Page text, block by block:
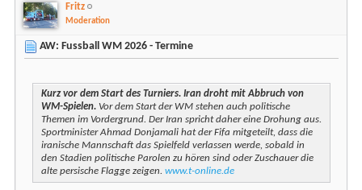
Fritz
Moderation
AW: Fussball WM 2026 - Termine
Kurz vor dem Start des Turniers. Iran droht mit Abbruch von
WM-Spielen. Vor dem Start der WM stehen auch politische
Themen im Vordergrund. Der Iran spricht daher eine Drohung aus.
Sportminister Ahmad Donjamali hat der Fifa mitgeteilt, dass die
iranische Mannschaft das Spielfeld verlassen werde, sobald in
den Stadien politische Parolen zu hören sind oder Zuschauer die
alte persische Flagge zeigen. www.t-online.de